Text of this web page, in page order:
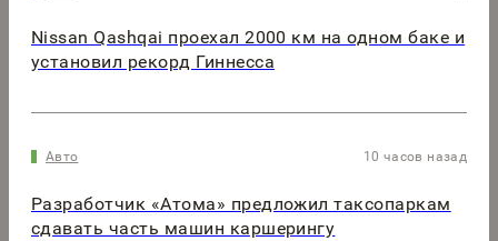
Nissan Qashqai проехал 2000 км на одном баке и
установил рекорд Гиннесса
Авто 10 часов назад
Разработчик «Атома» предложил таксопаркам
сдавать часть машин каршерингу